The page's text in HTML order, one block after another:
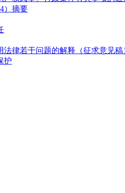
）摘要
律若干问题的解释（征求意见
护